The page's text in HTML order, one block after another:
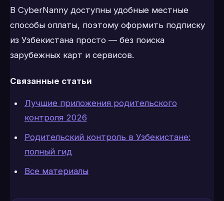
В CyberNanny доступны удобные местные
способы оплаты, поэтому оформить подписку
из Узбекистана просто — без поиска
зарубежных карт и сервисов.
Связанные статьи
Лучшие приложения родительского
контроля 2026
Родительский контроль в Узбекистане:
полный гид
Все материалы